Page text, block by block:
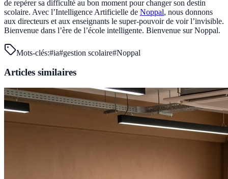
de repérer sa difficulté au bon moment pour changer son destin
scolaire. Avec l’Intelligence Artificielle de Noppal, nous donnons
aux directeurs et aux enseignants le super-pouvoir de voir l’invisible.
Bienvenue dans l’ère de l’école intelligente. Bienvenue sur Noppal.
Mots-clés:#ia#gestion scolaire#Noppal
Articles similaires